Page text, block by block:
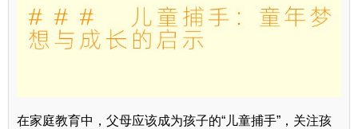
在家庭教育中，父母应该成为孩子的“儿童捕手”，关注孩